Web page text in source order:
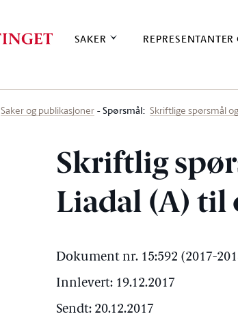
SAKER
Saker og publikasjoner Spørsmål: Skriftlige spørsmål
Skriftlig
Liadal (A) til
Dokument nr. 15:592 (2017-
Innlevert: 19.12.2017
Sendt: 20.12.2017